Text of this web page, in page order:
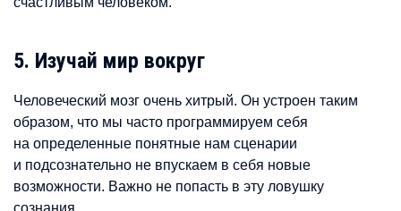
5. Изучай мир вокруг
Человеческий мозг очень хитрый. Он устроен таким
образом, что мы часто программируем себя
на определенные понятные нам сценарии
и подсознательно не впускаем в себя новые
возможности. Важно не попасть в эту ловушку
сознания.